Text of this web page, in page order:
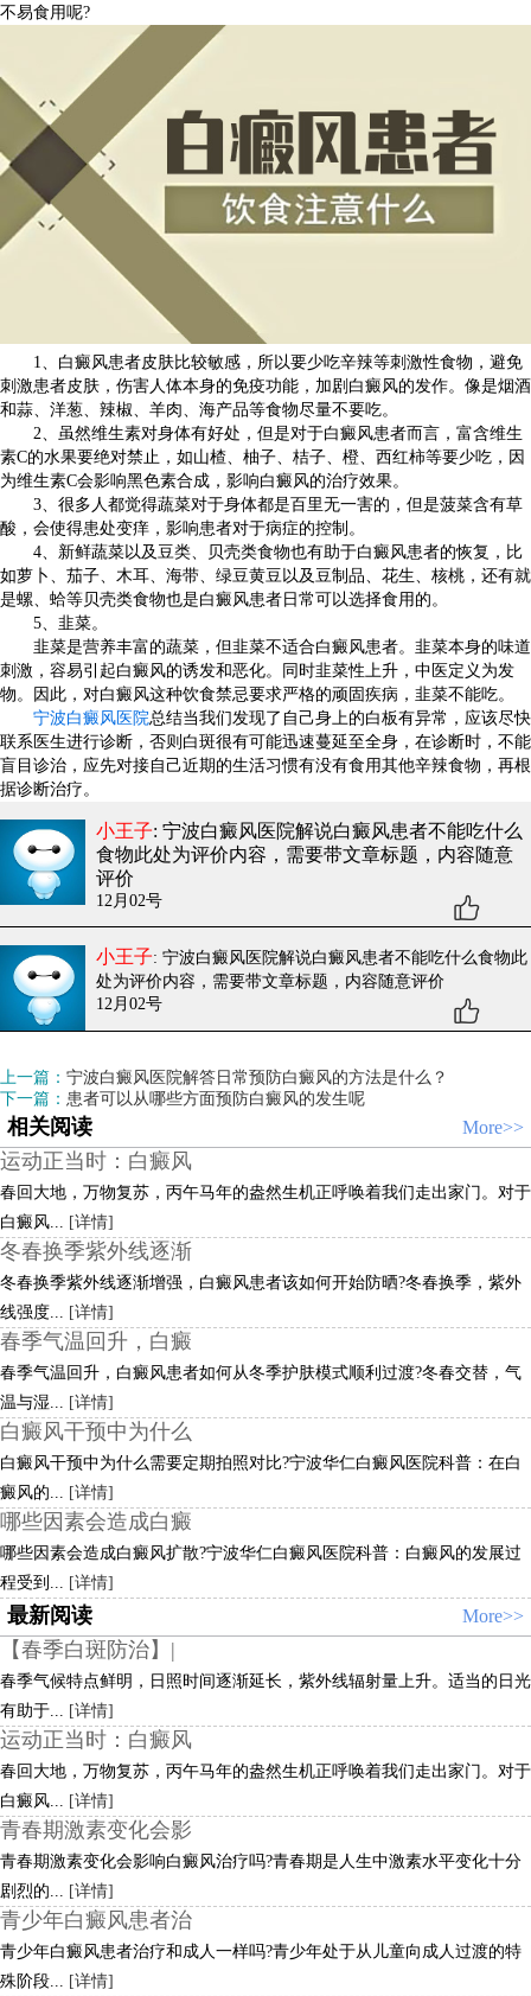
不易食用呢?
1、白癜风患者皮肤比较敏感，所以要少吃辛辣等刺激性食物，避免
刺激患者皮肤，伤害人体本身的免疫功能，加剧白癜风的发作。像是烟酒
和蒜、洋葱、辣椒、羊肉、海产品等食物尽量不要吃。
2、虽然维生素对身体有好处，但是对于白癜风患者而言，富含维生
素C的水果要绝对禁止，如山楂、柚子、桔子、橙、西红柿等要少吃，因
为维生素C会影响黑色素合成，影响白癜风的治疗效果。
3、很多人都觉得蔬菜对于身体都是百里无一害的，但是菠菜含有草
酸，会使得患处变痒，影响患者对于病症的控制。
4、新鲜蔬菜以及豆类、贝壳类食物也有助于白癜风患者的恢复，比
如萝卜、茄子、木耳、海带、绿豆黄豆以及豆制品、花生、核桃，还有就
是螺、蛤等贝壳类食物也是白癜风患者日常可以选择食用的。
5、韭菜。
韭菜是营养丰富的蔬菜，但韭菜不适合白癜风患者。韭菜本身的味道
刺激，容易引起白癜风的诱发和恶化。同时韭菜性上升，中医定义为发
物。因此，对白癜风这种饮食禁忌要求严格的顽固疾病，韭菜不能吃。
宁波白癜风医院总结当我们发现了自己身上的白板有异常，应该尽快
联系医生进行诊断，否则白斑很有可能迅速蔓延至全身，在诊断时，不能
盲目诊治，应先对接自己近期的生活习惯有没有食用其他辛辣食物，再根
据诊断治疗。
小王子: 宁波白癜风医院解说白癜风患者不能吃什么
食物此处为评价内容，需要带文章标题，内容随意
评价
12月02号
小王子: 宁波白癜风医院解说白癜风患者不能吃什么食物此
处为评价内容，需要带文章标题，内容随意评价
12月02号
上一篇： 宁波白癜风医院解答日常预防白癜风的方法是什么？
下一篇： 患者可以从哪些方面预防白癜风的发生呢
相关阅读 More>>
运动正当时：白癜风
春回大地，万物复苏，丙午马年的盎然生机正呼唤着我们走出家门。对于
白癜风...
[详情]
冬春换季紫外线逐渐
冬春换季紫外线逐渐增强，白癜风患者该如何开始防晒?冬春换季，紫外
线强度...
[详情]
春季气温回升，白癜
春季气温回升，白癜风患者如何从冬季护肤模式顺利过渡?冬春交替，气
温与湿...
[详情]
白癜风干预中为什么
白癜风干预中为什么需要定期拍照对比?宁波华仁白癜风医院科普：在白
癜风的...
[详情]
哪些因素会造成白癜
哪些因素会造成白癜风扩散?宁波华仁白癜风医院科普：白癜风的发展过
程受到...
[详情]
最新阅读 More>>
【春季白斑防治】|
春季气候特点鲜明，日照时间逐渐延长，紫外线辐射量上升。适当的日光
有助于... [详情]
运动正当时：白癜风
春回大地，万物复苏，丙午马年的盎然生机正呼唤着我们走出家门。对于
白癜风... [详情]
青春期激素变化会影
青春期激素变化会影响白癜风治疗吗?青春期是人生中激素水平变化十分
剧烈的... [详情]
青少年白癜风患者治
青少年白癜风患者治疗和成人一样吗?青少年处于从儿童向成人过渡的特
殊阶段... [详情]